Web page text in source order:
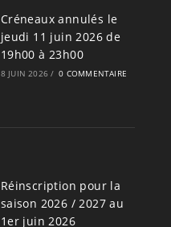
Créneaux annulés le
jeudi 11 juin 2026 de
19h00 à 23h00
8 JUIN 2026 / 0 COMMENTAIRE
Réinscription pour la
saison 2026 / 2027 au
1er juin 2026